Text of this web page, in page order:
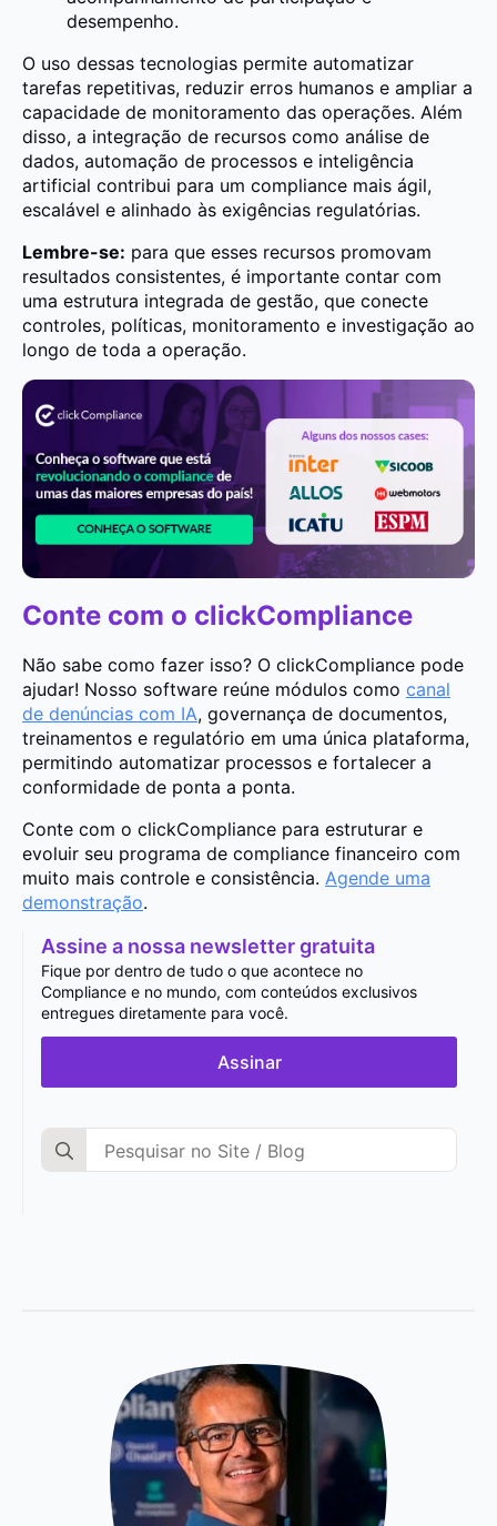
desempenho.
O uso dessas tecnologias permite automatizar
tarefas repetitivas, reduzir erros humanos e ampliar a
capacidade de monitoramento das operações. Além
disso, a integração de recursos como análise de
dados, automação de processos e inteligência
artificial contribui para um compliance mais ágil,
escalável e alinhado às exigências regulatórias.
Lembre-se: para que esses recursos promovam
resultados consistentes, é importante contar com
uma estrutura integrada de gestão, que conecte
controles, políticas, monitoramento e investigação ao
longo de toda a operação.
Conte com o clickCompliance
Não sabe como fazer isso? O clickCompliance pode
ajudar! Nosso software reúne módulos como canal
de denúncias com IA, governança de documentos,
treinamentos e regulatório em uma única plataforma,
permitindo automatizar processos e fortalecer a
conformidade de ponta a ponta.
Conte com o clickCompliance para estruturar e
evoluir seu programa de compliance financeiro com
muito mais controle e consistência. Agende uma
demonstração.
Assine a nossa newsletter gratuita
Fique por dentro de tudo o que acontece no
Compliance e no mundo, com conteúdos exclusivos
entregues diretamente para você.
Assinar
Search
for: